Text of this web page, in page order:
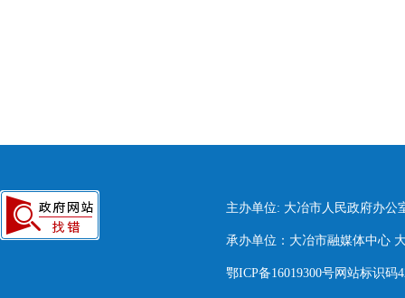
主办单位: 大冶市人民政府办公
承办单位：大冶市融媒体中心
鄂ICP备16019300号网站标识码